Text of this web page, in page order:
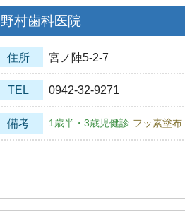
野村歯科医院
住所 宮ノ陣5-2-7
TEL 0942-32-9271
備考 1歳半・3歳児健診 フッ素塗布